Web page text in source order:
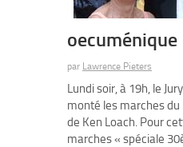
oecuménique
par Lawrence Pieters
Lundi soir, à 19h, le
monté les marches
de Ken Loach. Pour
marches « spéciale